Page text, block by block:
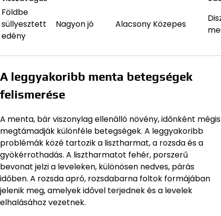
Földbe
süllyesztett
edény
Nagyon jó Alacsony Közepes
A leggyakoribb menta betegségek
felismerése
A menta, bár viszonylag ellenálló növény, időnként mégis
megtámadják különféle betegségek. A leggyakoribb
problémák közé tartozik a lisztharmat, a rozsda és a
gyökérrothadás. A lisztharmatot fehér, porszerű
bevonat jelzi a leveleken, különösen nedves, párás
időben. A rozsda apró, rozsdabarna foltok formájában
jelenik meg, amelyek idővel terjednek és a levelek
elhalásához vezetnek.